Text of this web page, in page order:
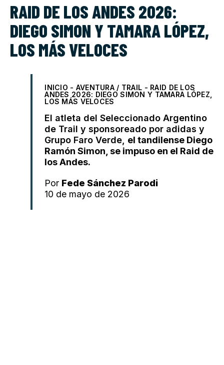
RAID DE LOS ANDES 2026:
DIEGO SIMON Y TAMARA LÓPEZ,
LOS MÁS VELOCES
INICIO - AVENTURA / TRAIL - RAID DE LOS
ANDES 2026: DIEGO SIMON Y TAMARA LÓPEZ,
LOS MÁS VELOCES
El atleta del Seleccionado Argentino
de Trail y sponsoreado por adidasy
Grupo Faro Verde, el tandilense Diego
Ramón Simon, se impuso en el Raid de
los Andes.
Por Fede Sánchez Parodi
10 de mayo de 2026